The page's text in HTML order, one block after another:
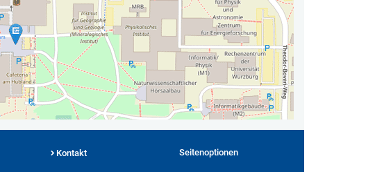
Kontakt Seitenoptionen